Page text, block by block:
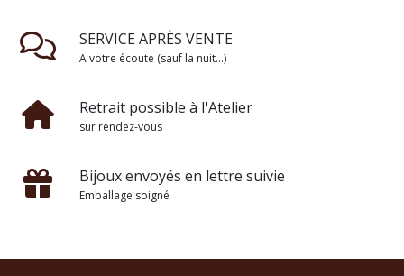
SERVICE APRÈS VENTE
A votre écoute (sauf la nuit...)
Retrait possible à l'Atelier
sur rendez-vous
Bijoux envoyés en lettre suivie
Emballage soigné